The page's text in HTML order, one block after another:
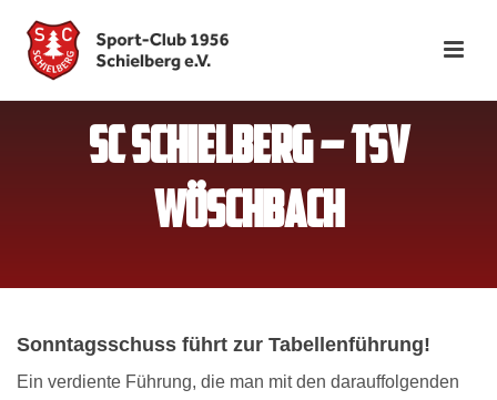
SC SCHIELBERG – TSV
WÖSCHBACH
Sonntagsschuss führt zur Tabellenführung!
Ein verdiente Führung, die man mit den darauffolgenden